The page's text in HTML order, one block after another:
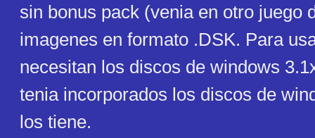
sin bonus pack (venia en otro juego
imagenes en formato .DSK. Para
necesitan los discos de windows
tenia incorporados los discos de
los tiene.